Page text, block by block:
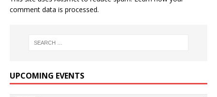
comment data is processed.
UPCOMING EVENTS